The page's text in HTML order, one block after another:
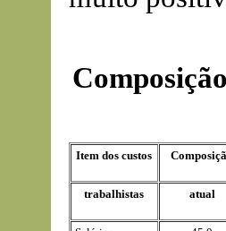
Item dos custos
trabalhistas
atual